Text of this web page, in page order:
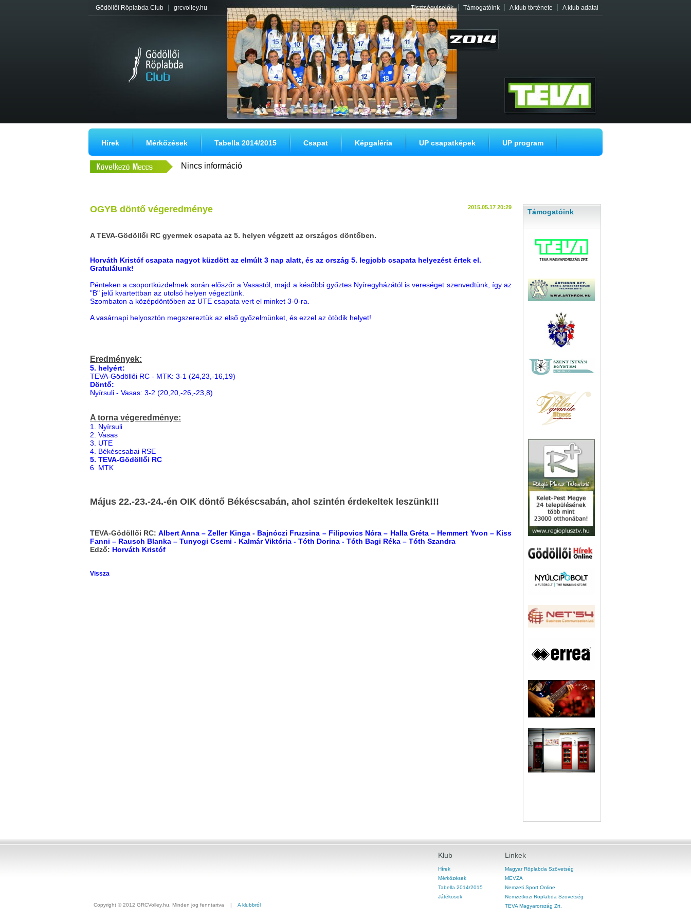
Gödöllői Röplabda Club | grcvolley.hu A klub adatai
A klub története
Támogatóink
|
Tisztségviselők
Hírek Mérkőzések Tabella 2014/2015 Csapat Képgaléria UP csapatképek UP program
Nincs információ
OGYB döntő végeredménye 2015.05.17 20:29
A TEVA-Gödöllői RC gyermek csapata az 5. helyen végzett az országos döntőben.
Horváth Kristóf csapata nagyot küzdött az elmúlt 3 nap alatt, és az ország 5. legjobb csapata helyezést értek el.
Gratulálunk!
Pénteken a csoportküzdelmek során előszőr a Vasastól, majd a későbbi győztes Nyíregyházától is vereséget szenvedtünk, így az
"B" jelű kvartettban az utolsó helyen végeztünk.
Szombaton a középdöntőben az UTE csapata vert el minket 3-0-ra.
A vasárnapi helyosztón megszereztük az első győzelmünket, és ezzel az ötödik helyet!
Eredmények:
5. helyért:
TEVA-Gödöllői RC - MTK: 3-1 (24,23,-16,19)
Döntő:
Nyírsuli - Vasas: 3-2 (20,20,-26,-23,8)
A torna végeredménye:
1. Nyírsuli
2. Vasas
3. UTE
4. Békéscsabai RSE
5. TEVA-Gödöllői RC
6. MTK
Május 22.-23.-24.-én OIK döntő Békéscsabán, ahol szintén érdekeltek leszünk!!!
TEVA-Gödöllői RC: Albert Anna – Zeller Kinga - Bajnóczi Fruzsina – Filipovics Nóra – Halla Gréta – Hemmert Yvon – Kiss
Fanni – Rausch Blanka – Tunyogi Csemi - Kalmár Viktória - Tóth Dorina - Tóth Bagi Réka – Tóth Szandra
Edző: Horváth Kristóf
Vissza
Támogatóink
Copyright © 2012 GRCVolley.hu, Minden jog fenntartva | A klubbról
Klub
Hírek
Mérkőzések
Tabella 2014/2015
Játékosok
Linkek
Magyar Röplabda Szövetség
MEVZA
Nemzeti Sport Online
Nemzetközi Röplabda Szövetség
TEVA Magyarország Zrt.